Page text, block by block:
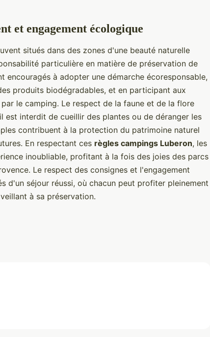
et engagement écologique
situés dans des zones d'une beauté naturelle
particulière en matière de préservation de
encouragés à adopter une démarche écoresponsable,
produits biodégradables, et en participant aux
le camping. Le respect de la faune et de la flore
est interdit de cueillir des plantes ou de déranger les
contribuent à la protection du patrimoine naturel
En respectant ces règles campings Luberon, les
inoubliable, profitant à la fois des joies des parcs
Le respect des consignes et l'engagement
d'un séjour réussi, où chacun peut profiter pleinement
à sa préservation.